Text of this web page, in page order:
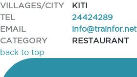
VILLAGES/CITY
KITI
TEL
24424289
EMAIL
info@trainfor.net
CATEGORY
RESTAURANT
back to top